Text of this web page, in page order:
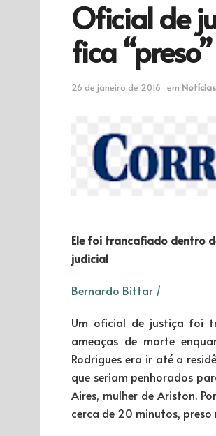
Oficial de
fica
26 de janeiro de 2016 em Notícias
Ele foi trancafiado dentro
judicial
Bernardo Bittar /
Um oficial de justiça foi
ameaças de morte
Rodrigues era ir até a
que seriam penhorados
Aires, mulher de Ariston.
cerca de 20 minutos,